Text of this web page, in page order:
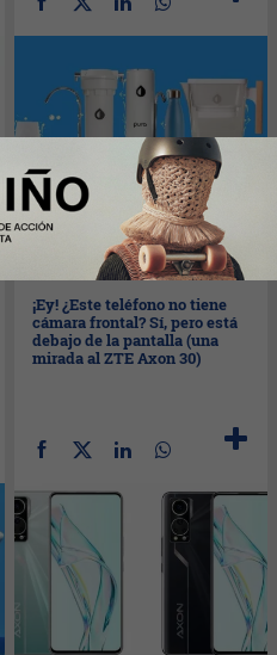
11/08/2021
¡Ey! ¿Este teléfono no tiene
cámara frontal? Sí, pero está
debajo de la pantalla (una
mirada al ZTE Axon 30)